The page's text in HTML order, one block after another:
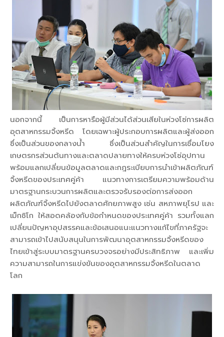
นอกจากนี้ เป็นการหารือผู้มีส่วนได้ส่วนเสียในห่วงโซ่การผลิต
อุตสาหกรรมจิ้งหรีด โดยเฉพาะผู้ประกอบการผลิตและผู้ส่งออก
ซึ่งเป็นส่วนของกลางน้ำ ซึ่งเป็นส่วนสำคัญในการเชื่อมโยง
เกษตรกรส่วนต้นทางและตลาดปลายทางให้ครบห่วงโซ่อุปทาน
พร้อมแลกเปลี่ยนข้อมูลตลาดและกฎระเบียบการนำเข้าผลิตภัณฑ์
จิ้งหรีดของประเทศคู่ค้า แนวทางการเตรียมความพร้อมด้าน
มาตรฐานกระบวนการผลิตและตรวจรับรองต่อการส่งออก
ผลิตภัณฑ์จิ้งหรีดไปยังตลาดศักยภาพสูง เช่น สหภาพยุโรป และ
เม็กซิโก ให้สอดคล้องกับข้อกำหนดของประเทศคู่ค้า รวมทั้งแลก
เปลี่ยนปัญหาอุปสรรคและข้อเสนอแนะแนวทางแก้ไขที่ภาครัฐจะ
สามารถเข้าไปสนับสนุนในการพัฒนาอุตสาหกรรมจิ้งหรีดของ
ไทยเข้าสู่ระบบมาตรฐานครบวงจรอย่างมีประสิทธิภาพ และเพิ่ม
ความสามารถในการแข่งขันของอุตสาหกรรมจิ้งหรีดในตลาด
โลก